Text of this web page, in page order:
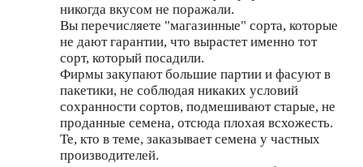
никогда вкусом не поражали.
Вы перечисляете "магазинные" сорта, которые
не дают гарантии, что вырастет именно тот
сорт, который посадили.
Фирмы закупают большие партии и фасуют в
пакетики, не соблюдая никаких условий
сохранности сортов, подмешивают старые, не
проданные семена, отсюда плохая всхожесть.
Те, кто в теме, заказывает семена у частных
производителей.